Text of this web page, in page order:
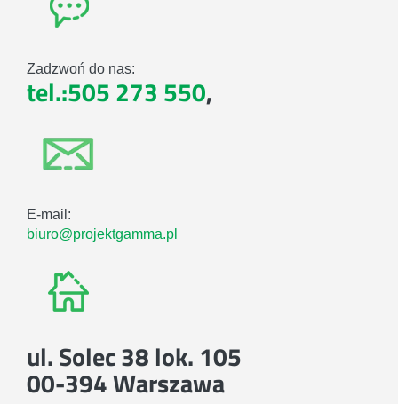
Zadzwoń do nas:
tel.:505 273 550,
E-mail:
biuro@projektgamma.pl
ul. Solec 38 lok. 105
00-394 Warszawa